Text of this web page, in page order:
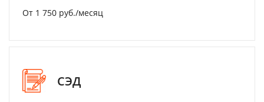
От 1 750 руб./месяц
СЭД